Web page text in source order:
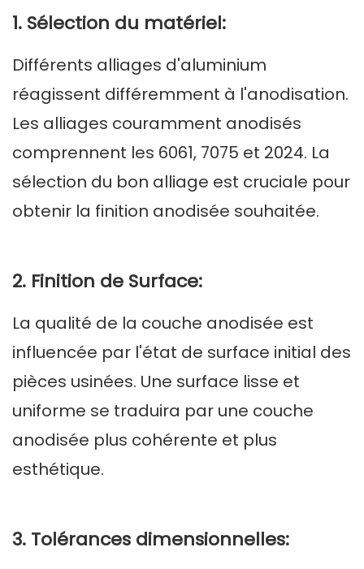
1. Sélection du matériel:
Différents alliages d'aluminium
réagissent différemment à l'anodisation.
Les alliages couramment anodisés
comprennent les 6061, 7075 et 2024. La
sélection du bon alliage est cruciale pour
obtenir la finition anodisée souhaitée.
2. Finition de Surface:
La qualité de la couche anodisée est
influencée par l'état de surface initial des
pièces usinées. Une surface lisse et
uniforme se traduira par une couche
anodisée plus cohérente et plus
esthétique.
3. Tolérances dimensionnelles: